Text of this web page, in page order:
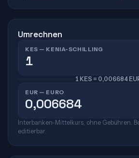
Umrechnen
KES — KENIA-SCHILLING
1 KES = 0,006684
EUR — EURO
Interbanken-Mittelkurs, ohne Gebühren.
editierbar.